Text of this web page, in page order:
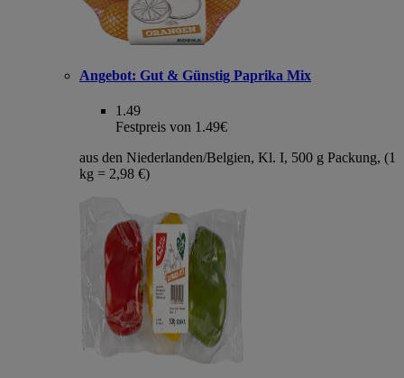
Angebot: Gut & Günstig Paprika Mix
1.49
Festpreis von 1.49€
aus den Niederlanden/Belgien, Kl. I, 500 g Packung, (1
kg = 2,98 €)